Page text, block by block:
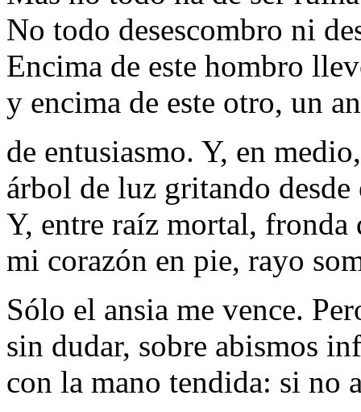
No todo desescombro ni
Encima de este hombro
y encima de este otro, un
de entusiasmo. Y, en
árbol de luz gritando desde
Y, entre raíz mortal, fronda
mi corazón en pie, rayo
Sólo el ansia me vence.
sin dudar, sobre abismos
con la mano tendida: si no